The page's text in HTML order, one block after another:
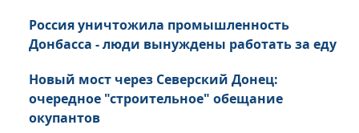
Россия уничтожила промышленность
Донбасса - люди вынуждены работать за еду
Новый мост через Северский Донец:
очередное "строительное" обещание
окупантов